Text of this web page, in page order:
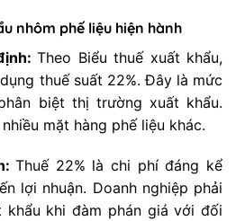
nhôm phế liệu hiện hành
Theo Biểu thuế xuất khẩu,
thuế suất 22%. Đây là mức
biệt thị trường xuất khẩu.
mặt hàng phế liệu khác.
Thuế 22% là chi phí đáng kể
lợi nhuận. Doanh nghiệp phải
khi đàm phán giá với đối